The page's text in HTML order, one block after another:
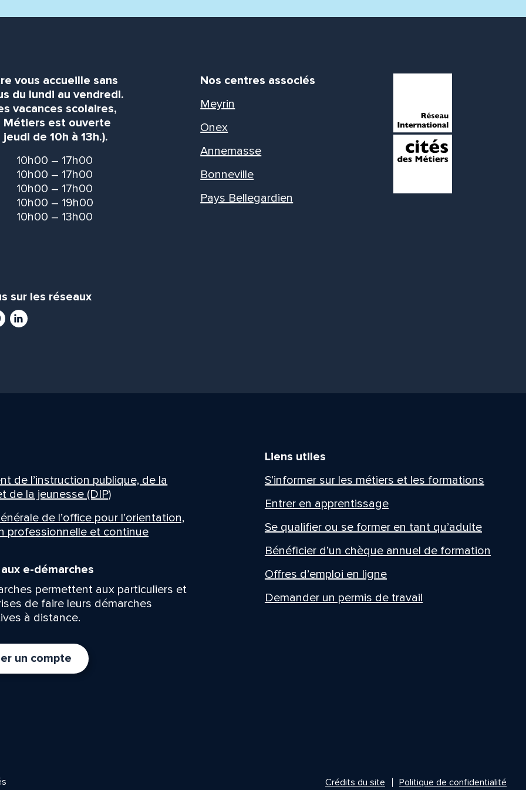
vous accueille sans
du lundi au vendredi.
vacances scolaires,
Métiers est ouverte
de 10h à 13h.).
10h00 – 17h00
10h00 – 17h00
10h00 – 17h00
10h00 – 19h00
10h00 – 13h00
sur les réseaux
LinkedIn
Nos centres associés
Meyrin
Onex
Annemasse
Bonneville
Pays Bellegardien
de l’instruction publique, de la
de la jeunesse (DIP)
de l’office pour l’orientation,
professionnelle et continue
e-démarches
permettent aux particuliers et
de faire leurs démarches
à distance.
un compte
Liens utiles
S’informer sur les métiers et les formations
Entrer en apprentissage
Se qualifier ou se former en tant qu’adulte
Bénéficier d’un chèque annuel de formation
Offres d’emploi en ligne
Demander un permis de travail
Crédits du site Politique de confidentialité